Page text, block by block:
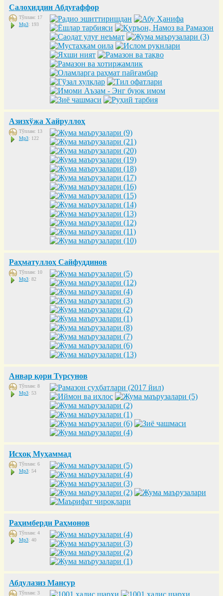
Салоҳиддин Абдуғаффор
Тўплам: 17
Mp3: 193
Азизхўжа Хайруллоҳ
Тўплам: 13
Mp3: 122
Раҳматуллоҳ Сайфуддинов
Тўплам: 10
Mp3: 82
Анвар қори Турсунов
Тўплам: 8
Mp3: 53
Исҳоқ Муҳаммад
Тўплам: 6
Mp3: 54
Раҳимберди Раҳмонов
Тўплам: 4
Mp3: 40
Абдулазиз Мансур
Тўплам: 3